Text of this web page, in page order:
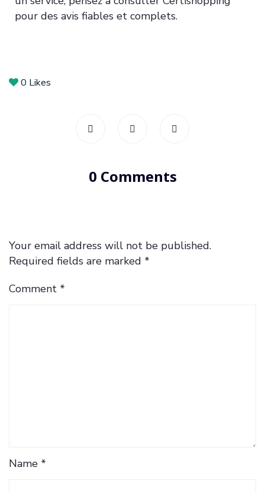
pour des avis fiables et complets.
0 Likes
0 Comments
Your email address will not be published.
Required fields are marked *
Comment *
Name *